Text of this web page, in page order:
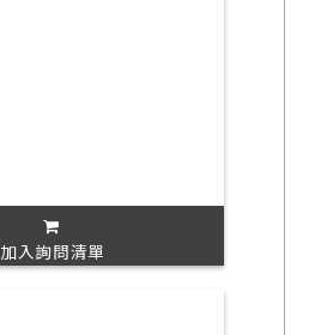
加入詢問清單